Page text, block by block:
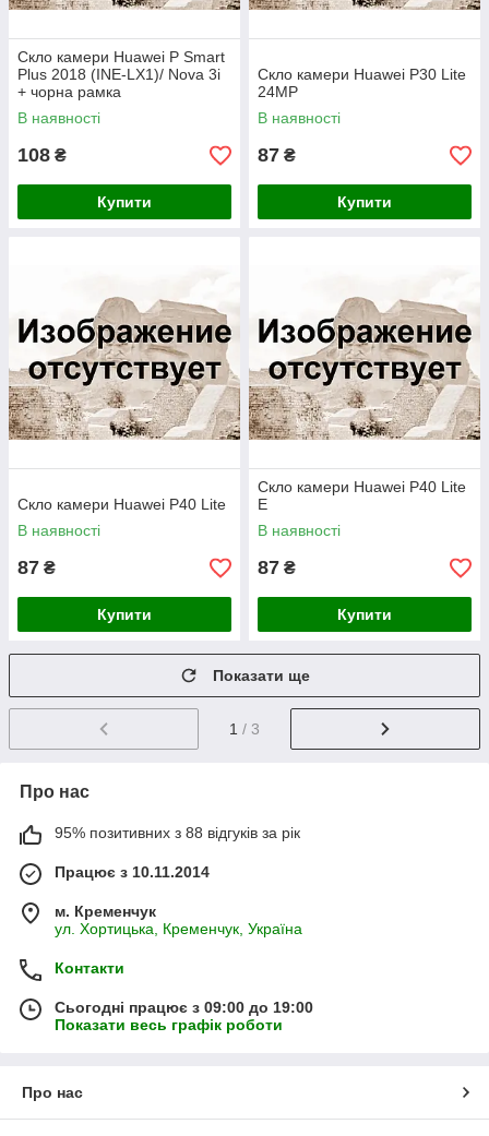
Скло камери Huawei P Smart
Plus 2018 (INE-LX1)/ Nova 3i
+ чорна рамка
В наявності
108 ₴
Купити
Скло камери Huawei P30 Lite
24MP
В наявності
87 ₴
Купити
Скло камери Huawei P40 Lite
В наявності
87 ₴
Купити
Скло камери Huawei P40 Lite
E
В наявності
87 ₴
Купити
Показати ще
1 / 3
Про нас
95% позитивних з 88 відгуків за рік
Працює з 10.11.2014
м. Кременчук
ул. Хортицька, Кременчук, Україна
Контакти
Сьогодні працює з 09:00 до 19:00
Показати весь графік роботи
Про нас